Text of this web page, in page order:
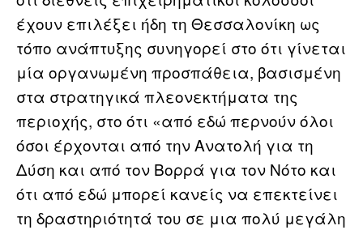
έχουν επιλέξει ήδη τη Θεσσαλονίκη ως
τόπο ανάπτυξης συνηγορεί στο ότι γίνεται
μία οργανωμένη προσπάθεια, βασισμένη
στα στρατηγικά πλεονεκτήματα της
περιοχής, στο ότι «από εδώ περνούν όλοι
όσοι έρχονται από την Ανατολή για τη
Δύση και από τον Βορρά για τον Νότο και
ότι από εδώ μπορεί κανείς να επεκτείνει
τη δραστηριότητά του σε μια πολύ μεγάλη